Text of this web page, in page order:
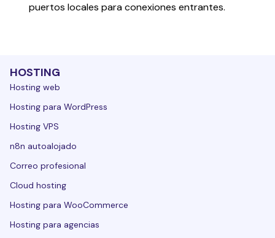
puertos locales para conexiones entrantes.
HOSTING
Hosting web
Hosting para WordPress
Hosting VPS
n8n autoalojado
Correo profesional
Cloud hosting
Hosting para WooCommerce
Hosting para agencias